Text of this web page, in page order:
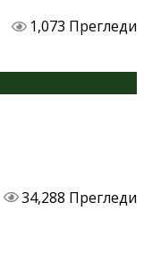
1,073 Прегледи
34,288 Прегледи